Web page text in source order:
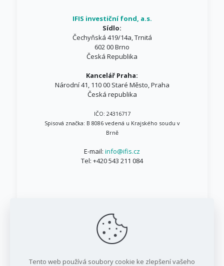
IFIS investiční fond, a.s.
Sídlo:
Čechyňská 419/14a, Trnitá
602 00 Brno
Česká Republika
Kancelář Praha:
Národní 41, 110 00 Staré Město, Praha
Česká republika
IČO: 24316717
Spisová značka: B 8086 vedená u Krajského soudu v
Brně
E-mail: info@ifis.cz
Tel: +420 543 211 084
Tento web používá soubory cookie ke zlepšení vašeho